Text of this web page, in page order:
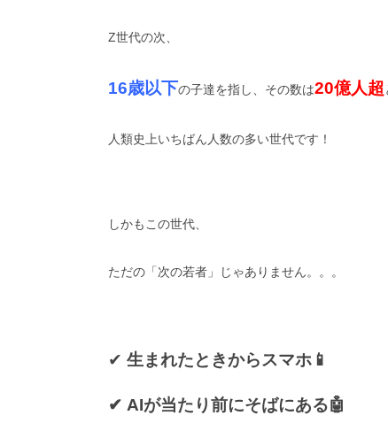
Z世代の次、
16歳以下の子達を指し、その数は20億人超
人類史上いちばん人数の多い世代です！
しかもこの世代、
ただの「次の若者」じゃありません。。。
✔ 生まれたときからスマホ📱
✔ AIが当たり前にそばにある🤖